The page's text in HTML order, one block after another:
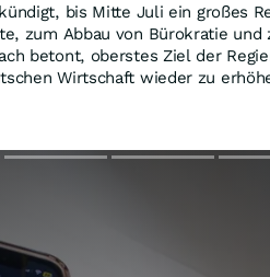
bis Mitte Juli ein großes
zum Abbau von Bürokratie und
betont, oberstes Ziel der
Wirtschaft wieder zu